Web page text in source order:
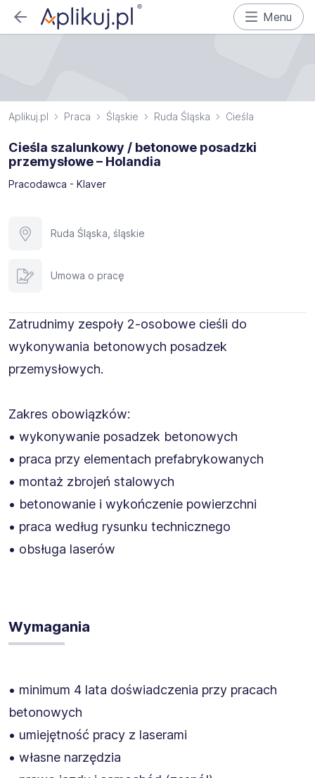
Menu
Aplikuj.pl Praca Śląskie Ruda Śląska Cieśla
Cieśla szalunkowy / betonowe posadzki
przemysłowe – Holandia
Pracodawca - Klaver
Ruda Śląska, śląskie
Umowa o pracę
Zatrudnimy zespoły 2-osobowe cieśli do
wykonywania betonowych posadzek
przemysłowych.
Zakres obowiązków:
• wykonywanie posadzek betonowych
• praca przy elementach prefabrykowanych
• montaż zbrojeń stalowych
• betonowanie i wykończenie powierzchni
• praca według rysunku technicznego
• obsługa laserów
Wymagania
• minimum 4 lata doświadczenia przy pracach
betonowych
• umiejętność pracy z laserami
• własne narzędzia